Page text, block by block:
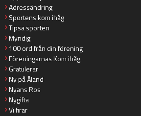
Adressändring
Sportens kom ihåg
Tipsa sporten
Myndig
100 ord från din förening
Föreningarnas Kom ihåg
Gratulerar
Ny på Åland
Nyans Ros
Nygifta
Vi firar